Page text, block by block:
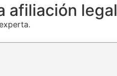
afiliación legal